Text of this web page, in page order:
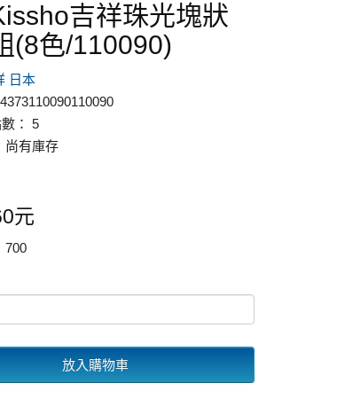
吉祥珠光塊狀
(8色/110090)
日本
： 5
尚有庫存
元
700
放入購物車